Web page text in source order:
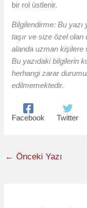
bir rol üstlenir.
Bilgilendirme: Bu yazı
taşır ve size özel
alanda uzman kişilere
Bu yazıdaki bilgilerin
herhangi zarar
edilmemektedir.
Facebook Twitter
← Önceki Yazı